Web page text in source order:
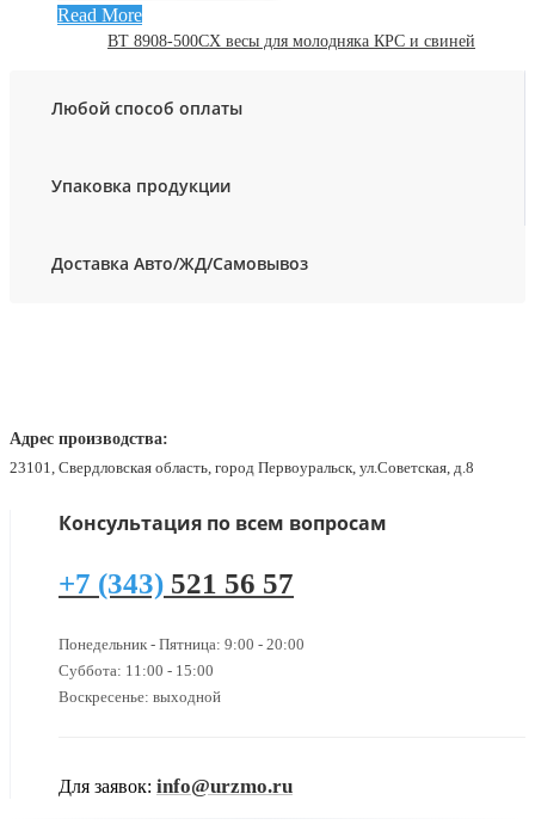
Read More
ВТ 8908-500СХ весы для молодняка КРС и свиней
Любой способ оплаты
Упаковка продукции
Доставка Авто/ЖД/Самовывоз
Адрес производства:
23101, Свердловская область, город Первоуральск, ул.Советская, д.8
Консультация по всем вопросам
+7 (343) 521 56 57
Понедельник - Пятница: 9:00 - 20:00
Суббота: 11:00 - 15:00
Воскресенье: выходной
Для заявок: info@urzmo.ru